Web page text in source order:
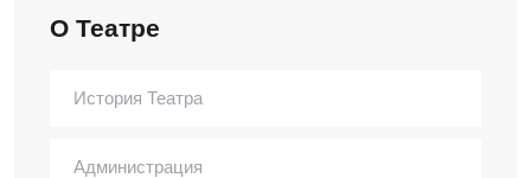
О Театре
История Театра
Администрация